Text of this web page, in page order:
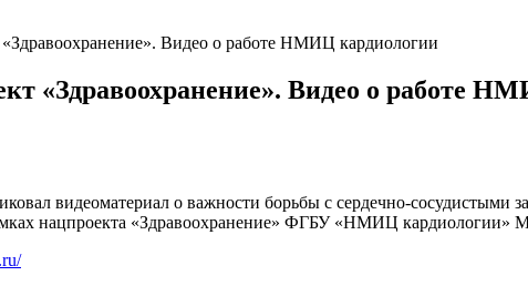
Видео о работе НМИЦ кардиологии
«Здравоохранение». Видео о работе
видеоматериал о важности борьбы с сердечно-сосудистыми
нацпроекта «Здравоохранение» ФГБУ «НМИЦ кардиологии»